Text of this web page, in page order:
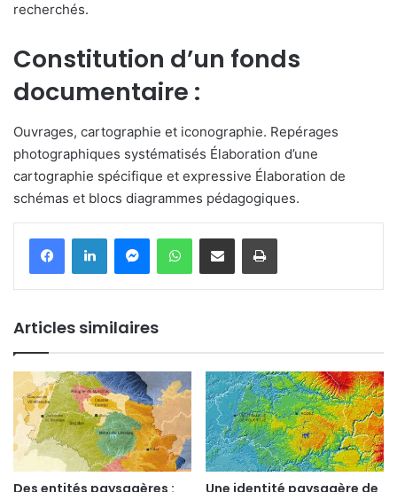
recherchés.
Constitution d’un fonds
documentaire :
Ouvrages, cartographie et iconographie. Repérages
photographiques systématisés Élaboration d’une
cartographie spécifique et expressive Élaboration de
schémas et blocs diagrammes pédagogiques.
Articles similaires